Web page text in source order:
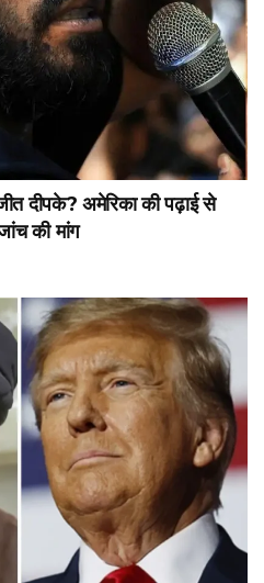
दीपके? अमेरिका की पढ़ाई से
की मांग